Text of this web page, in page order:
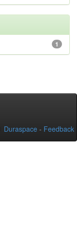
1
Duraspace - Feedback